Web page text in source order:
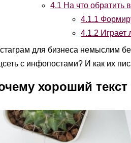
4.1 На что обратить
4.1.1
4.1.2 Играет
для бизнеса немыслим
с инфопостами? И как их
хороший текст